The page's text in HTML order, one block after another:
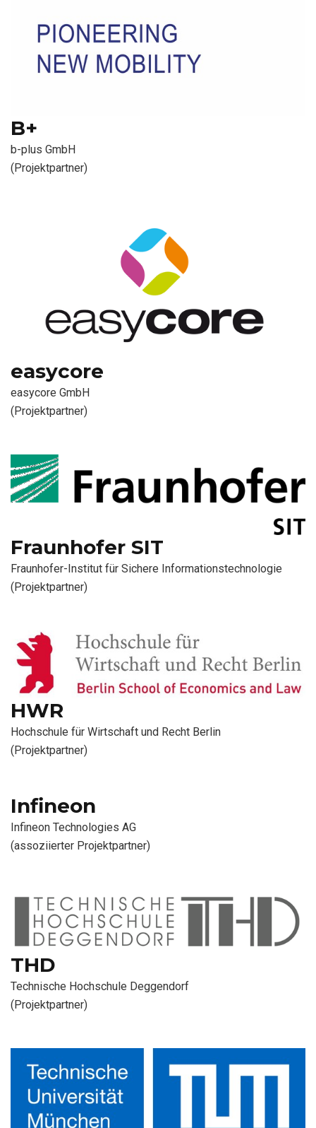
B+
b-plus GmbH
(Projektpartner)
easycore
easycore GmbH
(Projektpartner)
Fraunhofer SIT
Fraunhofer-Institut für Sichere Informationstechnologie
(Projektpartner)
HWR
Hochschule für Wirtschaft und Recht Berlin
(Projektpartner)
Infineon
Infineon Technologies AG
(assoziierter Projektpartner)
THD
Technische Hochschule Deggendorf
(Projektpartner)